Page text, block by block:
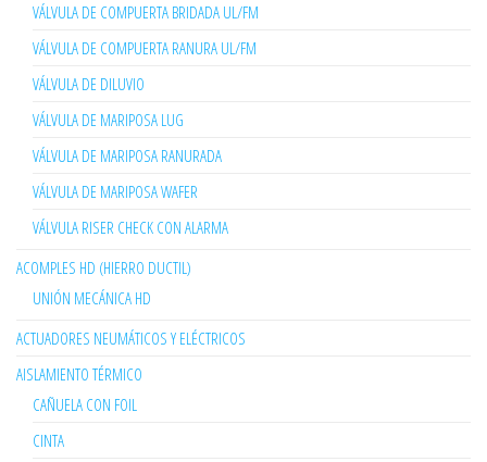
VÁLVULA DE COMPUERTA BRIDADA UL/FM
VÁLVULA DE COMPUERTA RANURA UL/FM
VÁLVULA DE DILUVIO
VÁLVULA DE MARIPOSA LUG
VÁLVULA DE MARIPOSA RANURADA
VÁLVULA DE MARIPOSA WAFER
VÁLVULA RISER CHECK CON ALARMA
ACOMPLES HD (HIERRO DUCTIL)
UNIÓN MECÁNICA HD
ACTUADORES NEUMÁTICOS Y ELÉCTRICOS
AISLAMIENTO TÉRMICO
CAÑUELA CON FOIL
CINTA